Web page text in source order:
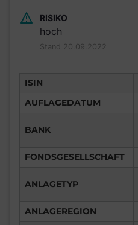
RISIKO
hoch
Stand 20.09.2022
ISIN
AUFLAGEDATUM
BANK
FONDSGESELLSCHAFT
ANLAGETYP
ANLAGEREGION